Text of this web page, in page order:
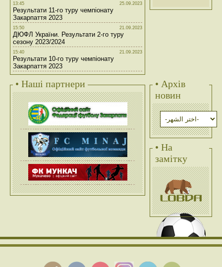
13:45 25.09.2023
Результати 11-го туру чемпіонату
Закарпаття 2023
15:50 21.09.2023
ДЮФЛ України. Результати 2-го туру
сезону 2023/2024
15:40 21.09.2023
Результати 10-го туру чемпіонату
Закарпаття 2023
• Наші партнери
• Архів
новин
• На
замітку